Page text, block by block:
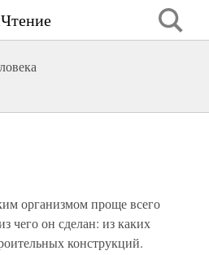
организмом проще всего
чего он сделан: из каких
конструкций.